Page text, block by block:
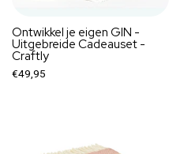
Ontwikkel je eigen GIN -
Uitgebreide Cadeauset -
Craftly
€49,95